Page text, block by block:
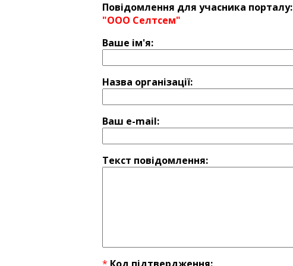
Повідомлення для учасника порталу:
"ООО Селтсем"
Ваше ім'я:
Назва оргaнізації:
Ваш e-mail:
Текст повідомлення: